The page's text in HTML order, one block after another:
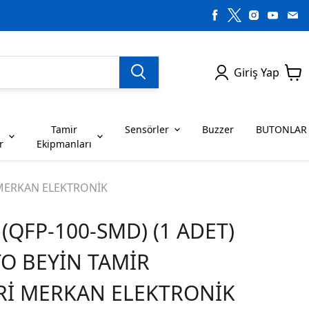
Giriş Yap
SENSÖRLER
BUZZER
SERİSİ ENTEGRELER
ENTEGRELER G SERİSİ ENTEGRELER
ENTEGRELER K SERİSİ ENTEGRELER
Dirençler
Tamir
Ekipmanları
Sensörler Buzzer BUTONLAR
ELEKTRONİK
100-SMD) (1 ADET)
BEYİN TAMİR
MERKAN ELEKTRONİK